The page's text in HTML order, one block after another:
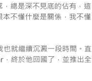
總是深不見底的佔有，這
不懂什麼是關係，我不懂
就繼續沉澱一段時間。直
終於他回國了，並推出全